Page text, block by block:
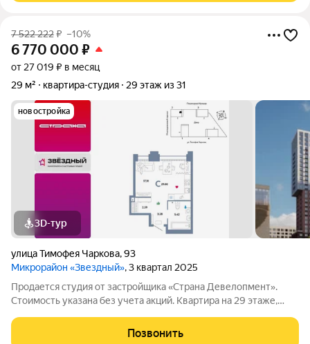
7 522 222₽ –10%
6 770 000 ₽
от 27 019 ₽ в месяц
29 м²
квартира-студия 29 этаж из 31
новостройка
3D-тур
улица Тимофея Чаркова,93
Микрорайон «Звездный», 3 квартал 2025
Продается студия от застройщика «Страна Девелопмент».
Стоимость указана без учета акций. Квартира на 29 этаже,
Четыре 32-этажные башни со смещенными осями,
Позвонить